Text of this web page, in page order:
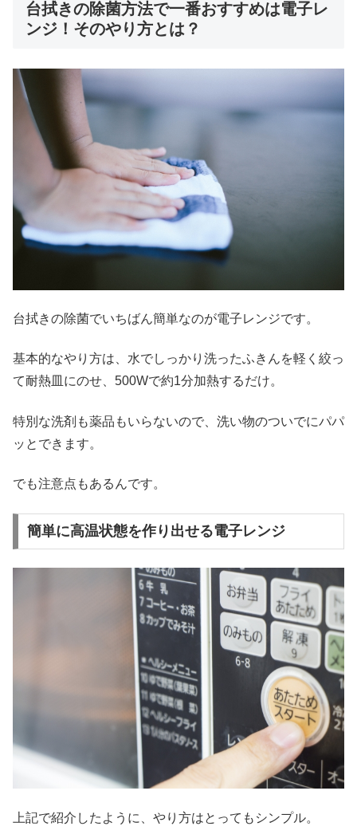
台拭きの除菌方法で一番おすすめは電子レ
ンジ！そのやり方とは？
台拭きの除菌でいちばん簡単なのが電子レンジです。
基本的なやり方は、水でしっかり洗ったふきんを軽く絞っ
て耐熱皿にのせ、500Wで約1分加熱するだけ。
特別な洗剤も薬品もいらないので、洗い物のついでにパパ
ッとできます。
でも注意点もあるんです。
簡単に高温状態を作り出せる電子レンジ
上記で紹介したように、やり方はとってもシンプル。